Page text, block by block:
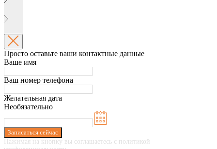
Просто оставьте ваши контактные данные
Ваше имя
Ваш номер телефона
Желательная дата
Необязательно
Записаться сейчас
Нажимая на кнопку вы соглашаетесь с политикой